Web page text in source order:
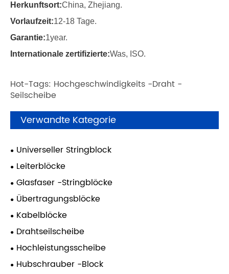
Herkunftsort:China, Zhejiang.
Vorlaufzeit:12-18 Tage.
Garantie:1year.
Internationale zertifizierte:Was, ISO.
Hot-Tags: Hochgeschwindigkeits -Draht -
Seilscheibe
Verwandte Kategorie
Universeller Stringblock
Leiterblöcke
Glasfaser -Stringblöcke
Übertragungsblöcke
Kabelblöcke
Drahtseilscheibe
Hochleistungsscheibe
Hubschrauber -Block